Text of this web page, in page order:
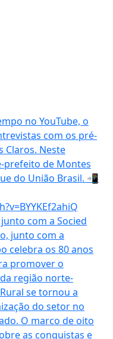
junto com a Socied